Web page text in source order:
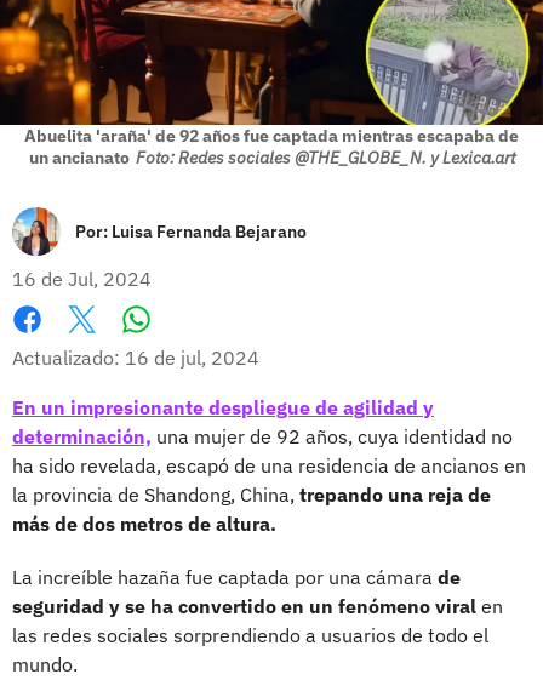
Abuelita 'araña' de 92 años fue captada mientras escapaba de
un ancianato Foto: Redes sociales @THE_GLOBE_N. y Lexica.art
Por: Luisa Fernanda Bejarano
16 de Jul, 2024
Facebook
X
Actualizado: 16 de jul, 2024
En un impresionante despliegue de agilidad y
determinación, una mujer de 92 años, cuya identidad no
ha sido revelada, escapó de una residencia de ancianos en
la provincia de Shandong, China, trepando una reja de
más de dos metros de altura.
La increíble hazaña fue captada por una cámara de
seguridad y se ha convertido en un fenómeno viral en
las redes sociales sorprendiendo a usuarios de todo el
mundo.